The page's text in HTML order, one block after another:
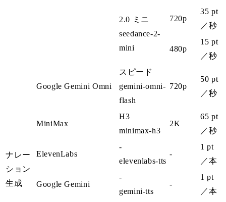
2.0 ミニ
seedance-2-
mini
720p
35 pt
／秒
480p
15 pt
／秒
Google Gemini Omni
スピード
gemini-omni-
flash
720p
50 pt
／秒
MiniMax
H3
minimax-h3
2K
65 pt
／秒
ナレー
ション
生成
ElevenLabs
-
elevenlabs-tts
-
1 pt
／本
Google Gemini
-
gemini-tts
-
1 pt
／本